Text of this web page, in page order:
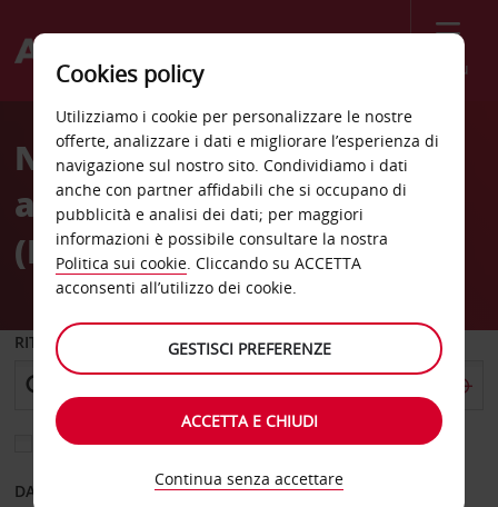
Menù
Welcome
AvisNoleggio auto
all'Aeroporto di Karratha
(KTA)
RITIRO DA
Scegli una località di riconsegna diversa
DAL GIORNO AL GIORNO
Cookies policy
Utilizziamo i cookie per personalizzare le nostre
offerte, analizzare i dati e migliorare l’esperienza di
navigazione sul nostro sito. Condividiamo i dati
anche con partner affidabili che si occupano di
pubblicità e analisi dei dati; per maggiori
informazioni è possibile consultare la nostra
Politica sui cookie. Cliccando su ACCETTA
acconsenti all’utilizzo dei cookie.
GESTISCI PREFERENZE
ACCETTA E CHIUDI
Continua senza accettare